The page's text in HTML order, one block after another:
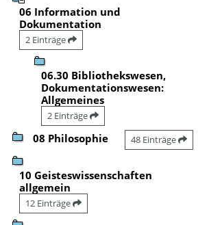
06 Information und
Dokumentation
2 Einträge
06.30 Bibliothekswesen,
Dokumentationswesen:
Allgemeines
2 Einträge
08 Philosophie 48 Einträge
10 Geisteswissenschaften
allgemein
12 Einträge